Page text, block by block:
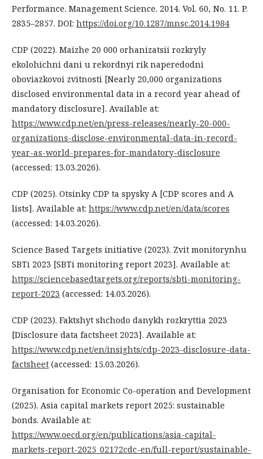
Performance. Management Science. 2014. Vol. 60, No. 11. P.
2835–2857. DOI: https://doi.org/10.1287/mnsc.2014.1984
CDP (2022). Maizhe 20 000 orhanizatsii rozkryly
ekolohichni dani u rekordnyi rik naperedodni
oboviazkovoi zvitnosti [Nearly 20,000 organizations
disclosed environmental data in a record year ahead of
mandatory disclosure]. Available at:
https://www.cdp.net/en/press-releases/nearly-20-000-
organizations-disclose-environmental-data-in-record-
year-as-world-prepares-for-mandatory-disclosure
(accessed: 13.03.2026).
CDP (2025). Otsinky CDP ta spysky A [CDP scores and A
lists]. Available at: https://www.cdp.net/en/data/scores
(accessed: 14.03.2026).
Science Based Targets initiative (2023). Zvit monitorynhu
SBTi 2023 [SBTi monitoring report 2023]. Available at:
https://sciencebasedtargets.org/reports/sbti-monitoring-
report-2023 (accessed: 14.03.2026).
CDP (2023). Faktshyt shchodo danykh rozkryttia 2023
[Disclosure data factsheet 2023]. Available at:
https://www.cdp.net/en/insights/cdp-2023-disclosure-data-
factsheet (accessed: 15.03.2026).
Organisation for Economic Co-operation and Development
(2025). Asia capital markets report 2025: sustainable
bonds. Available at:
https://www.oecd.org/en/publications/asia-capital-
markets-report-2025_02172cdc-en/full-report/sustainable-